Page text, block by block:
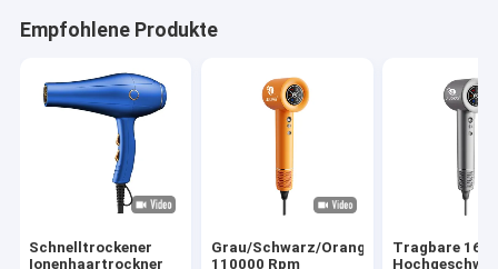
Empfohlene Produkte
Schnelltrockener
Ionenhaartrockner
Grau/Schwarz/Orange
110000 Rpm
Tragbare